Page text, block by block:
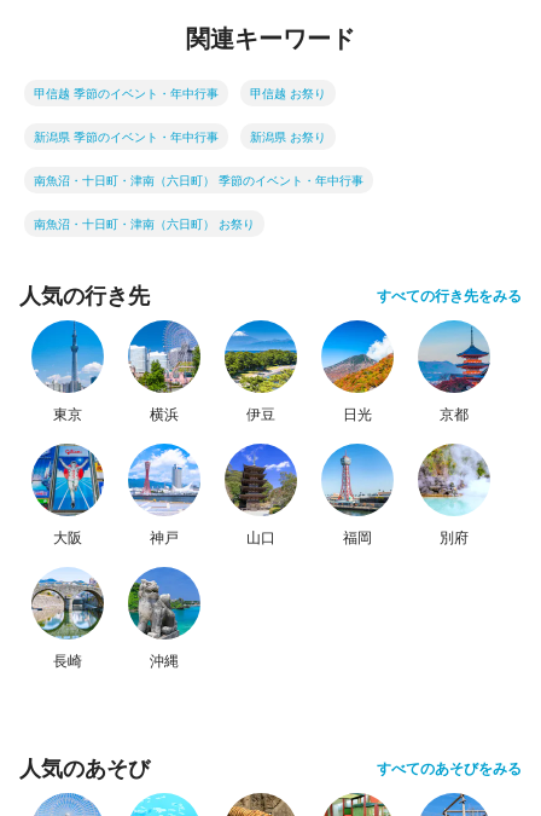
関連キーワード
甲信越 季節のイベント・年中行事 甲信越 お祭り
新潟県 季節のイベント・年中行事 新潟県 お祭り
南魚沼・十日町・津南（六日町） 季節のイベント・年中行事
南魚沼・十日町・津南（六日町） お祭り
人気の行き先 すべての行き先をみる
東京 横浜 伊豆 日光 京都
大阪 神戸 山口 福岡 別府
長崎 沖縄
人気のあそび すべてのあそびをみる